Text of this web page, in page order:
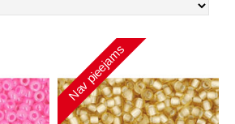
Nav pieejams